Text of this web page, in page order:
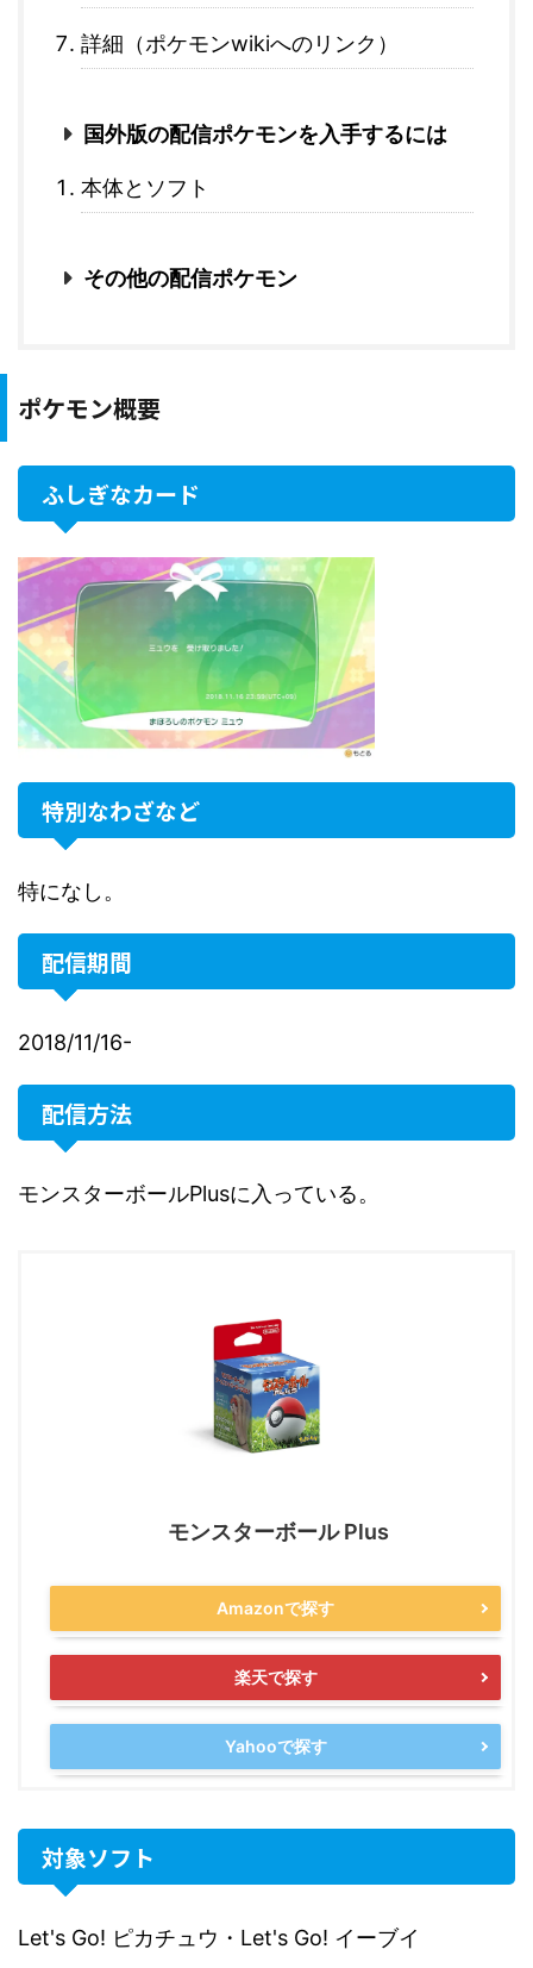
詳細（ポケモンwikiへのリンク）
国外版の配信ポケモンを入手するには
本体とソフト
その他の配信ポケモン
ポケモン概要
ふしぎなカード
特別なわざなど
特になし。
配信期間
2018/11/16-
配信方法
モンスターボールPlusに入っている。
モンスターボール Plus
Amazonで探す
楽天で探す
Yahooで探す
対象ソフト
Let's Go! ピカチュウ・Let's Go! イーブイ